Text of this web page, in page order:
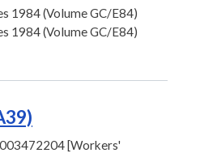
1984 (Volume GC/E84)
1984 (Volume GC/E84)
[Workers'